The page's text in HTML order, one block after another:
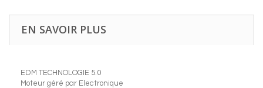
EN SAVOIR PLUS
EDM TECHNOLOGIE 5.0
Moteur géré par Electronique